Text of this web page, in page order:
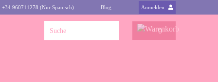
+34 960711278 (Nur Spanisch) Blog Anmelden
0